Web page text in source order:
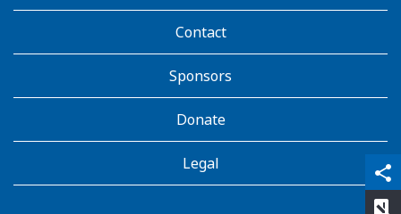
share
qr_code_scanner
content_copy
Contact
Sponsors
Donate
Legal
rate_review